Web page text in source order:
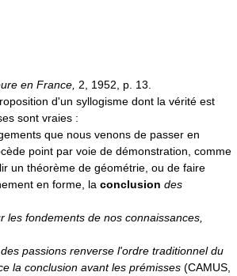
en France, 2, 1952, p. 13.
d'un syllogisme dont la vérité est
sont vraies :
que nous venons de passer en
point par voie de démonstration, comme
un théorème de géométrie, ou de faire
en forme, la conclusion des
les fondements de nos connaissances,
passions renverse l'ordre traditionnel du
la conclusion avant les prémisses (CAMUS,